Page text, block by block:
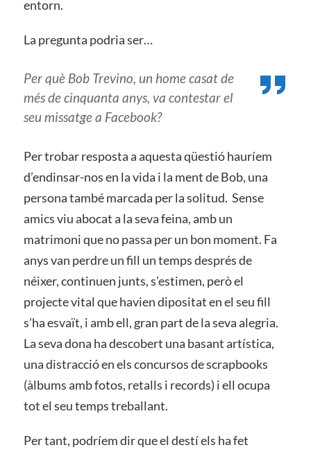
entorn.
La pregunta podria ser…
Per què Bob Trevino, un home casat de
més de cinquanta anys, va contestar el
seu missatge a Facebook?
Per trobar resposta a aquesta qüestió hauríem
d’endinsar-nos en la vida i la ment de Bob, una
persona també marcada per la solitud. Sense
amics viu abocat a la seva feina, amb un
matrimoni que no passa per un bon moment. Fa
anys van perdre un fill un temps després de
néixer, continuen junts, s’estimen, però el
projecte vital que havien dipositat en el seu fill
s’ha esvaït, i amb ell, gran part de la seva alegria.
La seva dona ha descobert una basant artística,
una distracció en els concursos de scrapbooks
(àlbums amb fotos, retalls i records) i ell ocupa
tot el seu temps treballant.
Per tant, podríem dir que el destí els ha fet